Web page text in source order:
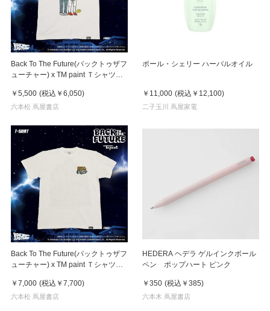
Back To The Future(バックトゥザフ
ューチャー) x TM paint Ｔシャツ
￥5,500 (税込 ￥6,050)
六本松 蔦屋書店
ポール・シェリー ハーバルオイル
￥11,000 (税込 ￥12,100)
二子玉川 蔦屋家電
Back To The Future(バックトゥザフ
ューチャー) x TM paint Ｔシャツ
￥7,000 (税込 ￥7,700)
六本松 蔦屋書店
HEDERA ヘデラ ゲルインクボール
ペン ポップハート ピンク
￥350 (税込 ￥385)
六本木 蔦屋書店